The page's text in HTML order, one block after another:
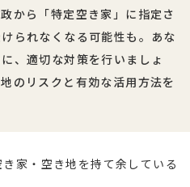
から「特定空き家」に指定さ
られなくなる可能性も。あな
、適切な対策を行いましょ
のリスクと有効な活用方法を
き家・空き地を持て余している